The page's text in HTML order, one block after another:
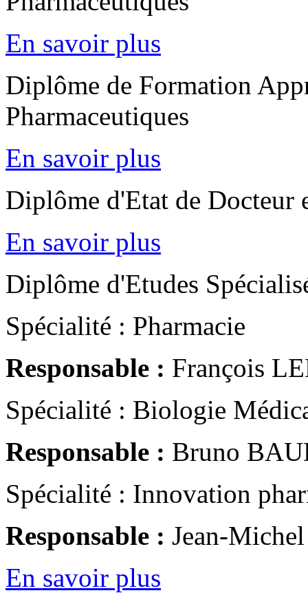
En savoir plus
Diplôme de Formation
Pharmaceutiques
En savoir plus
Diplôme d'Etat de Docteur
En savoir plus
Diplôme d'Etudes
Spécialité : Pharmacie
Responsable : François
Spécialité : Biologie
Responsable : Bruno
Spécialité : Innovation
Responsable : Jean-
En savoir plus